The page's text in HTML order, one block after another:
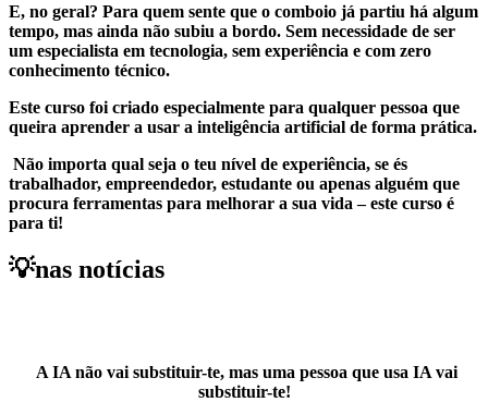
E, no geral? Para quem sente que o comboio já partiu há algum
tempo, mas ainda não subiu a bordo. Sem necessidade de ser
um especialista em tecnologia, sem experiência e com zero
conhecimento técnico.
Este curso foi criado especialmente para qualquer pessoa que
queira aprender a usar a inteligência artificial de forma prática.
Não importa qual seja o teu nível de experiência, se és
trabalhador, empreendedor, estudante ou apenas alguém que
procura ferramentas para melhorar a sua vida – este curso é
para ti!
💡nas notícias
A IA não vai substituir-te, mas uma pessoa que usa IA vai
substituir-te!